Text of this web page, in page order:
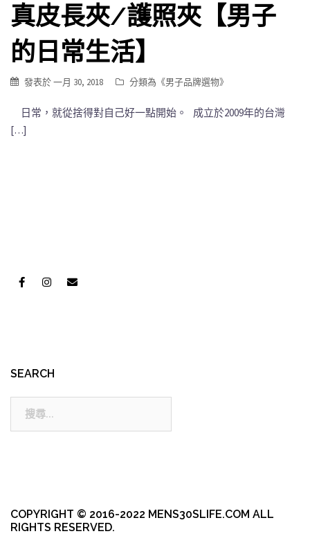
真皮長夾/護照夾【男子
的日常生活】
發表於一月 30, 2018 分類為《男子品牌選物》
日常，就從捨得對自己好一點開始。 成立於2009年的台灣
[…]
SEARCH
COPYRIGHT © 2016-2022 MENS30SLIFE.COM ALL
RIGHTS RESERVED.